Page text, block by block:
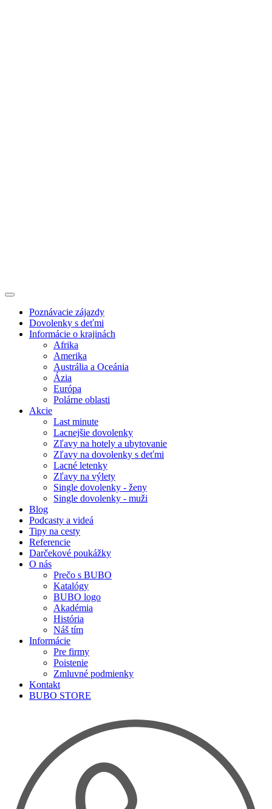
Poznávacie zájazdy
Dovolenky s deťmi
Informácie o krajinách
Afrika
Amerika
Austrália a Oceánia
Ázia
Európa
Polárne oblasti
Akcie
Last minute
Lacnejšie dovolenky
Zľavy na hotely a ubytovanie
Zľavy na dovolenky s deťmi
Lacné letenky
Zľavy na výlety
Single dovolenky - ženy
Single dovolenky - muži
Blog
Podcasty a videá
Tipy na cesty
Referencie
Darčekové poukážky
O nás
Prečo s BUBO
Katalógy
BUBO logo
Akadémia
História
Náš tím
Informácie
Pre firmy
Poistenie
Zmluvné podmienky
Kontakt
BUBO STORE